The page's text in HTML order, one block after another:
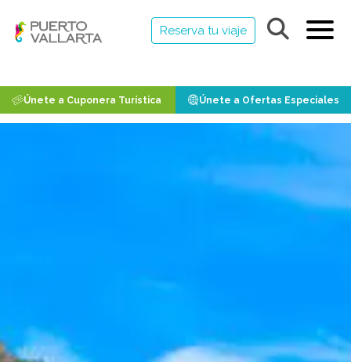
Reserva tu viaje
Únete a Cuponera Turística Únete a Ofertas Especiales